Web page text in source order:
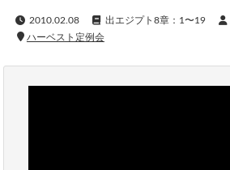
2010.02.08 出エジプト8章：1〜19
ハーベスト定例会